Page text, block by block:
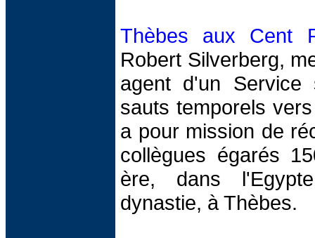
Thèbes aux Cent
Robert Silverberg,
agent d'un Service
sauts temporels
a pour mission de
collègues égarés
ère, dans
dynastie, à Thèbes.